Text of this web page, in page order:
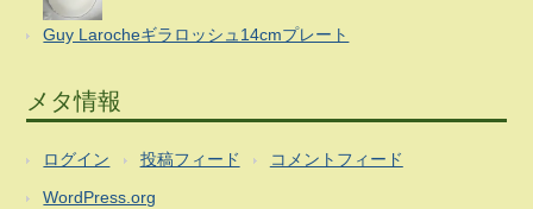
Guy Larocheギラロッシュ14cmプレート
メタ情報
ログイン 投稿フィード コメントフィード
WordPress.org